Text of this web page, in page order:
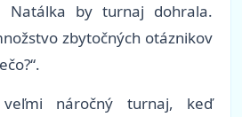
Natálka by turnaj dohrala.
zbytočných otáznikov
náročný turnaj, keď